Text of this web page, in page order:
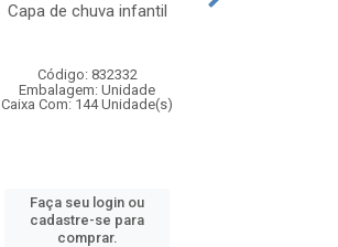
Capa de chuva infantil
Código: 832332
Embalagem: Unidade
Caixa Com: 144 Unidade(s)
Faça seu login ou
cadastre-se para
comprar.